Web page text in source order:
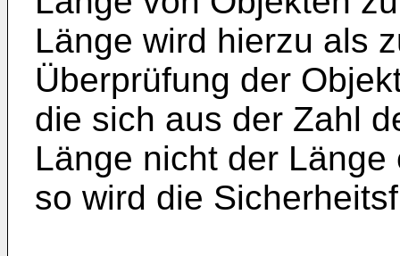
Länge wird hierzu als
Überprüfung der
die sich aus der Zahl
Länge nicht der
so wird die